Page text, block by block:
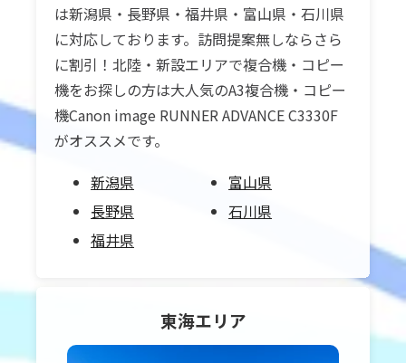
は新潟県・長野県・福井県・富山県・石川県
に対応しております。訪問提案無しならさら
に割引！北陸・新設エリアで複合機・コピー
機をお探しの方は大人気のA3複合機・コピー
機Canon image RUNNER ADVANCE C3330F
がオススメです。
新潟県
長野県
福井県
富山県
石川県
東海エリア